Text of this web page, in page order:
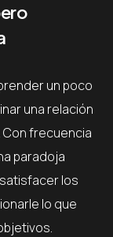
un poco
una relación
frecuencia
paradoja
los
lo que